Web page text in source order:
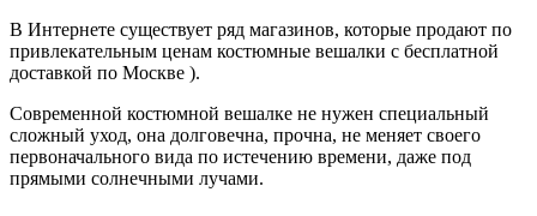
В Интернете существует ряд магазинов, которые продают по
привлекательным ценам костюмные вешалки с бесплатной
доставкой по Москве ).
Современной костюмной вешалке не нужен специальный
сложный уход, она долговечна, прочна, не меняет своего
первоначального вида по истечению времени, даже под
прямыми солнечными лучами.